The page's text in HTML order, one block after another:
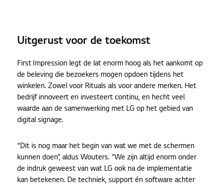
Uitgerust voor de toekomst
First Impression legt de lat enorm hoog als het aankomt op
de beleving die bezoekers mogen opdoen tijdens het
winkelen. Zowel voor Rituals als voor andere merken. Het
bedrijf innoveert en investeert continu, en hecht veel
waarde aan de samenwerking met LG op het gebied van
digital signage.
“Dit is nog maar het begin van wat we met de schermen
kunnen doen”, aldus Wouters. “We zijn altijd enorm onder
de indruk geweest van wat LG ook na de implementatie
kan betekenen. De techniek, support én software achter